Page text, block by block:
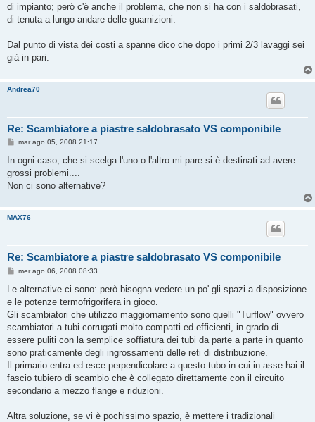
di impianto; però c'è anche il problema, che non si ha con i saldobrasati,
di tenuta a lungo andare delle guarnizioni.
Dal punto di vista dei costi a spanne dico che dopo i primi 2/3 lavaggi sei
già in pari.
Andrea70
Re: Scambiatore a piastre saldobrasato VS componibile
M
s
a
g
o
mar ago 05, 2008 21:17
In ogni caso, che si scelga l'uno o l'altro mi pare si è destinati ad avere
grossi problemi....
Non ci sono alternative?
MAX76
Re: Scambiatore a piastre saldobrasato VS componibile
M
s
a
g
i
o
mer ago 06, 2008 08:33
Le alternative ci sono: però bisogna vedere un po' gli spazi a disposizione
e le potenze termofrigorifera in gioco.
Gli scambiatori che utilizzo maggiornamento sono quelli "Turflow" ovvero
scambiatori a tubi corrugati molto compatti ed efficienti, in grado di
essere puliti con la semplice soffiatura dei tubi da parte a parte in quanto
sono praticamente degli ingrossamenti delle reti di distribuzione.
Il primario entra ed esce perpendicolare a questo tubo in cui in asse hai il
fascio tubiero di scambio che è collegato direttamente con il circuito
secondario a mezzo flange e riduzioni.
Altra soluzione, se vi è pochissimo spazio, è mettere i tradizionali